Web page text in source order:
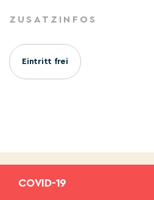
ZUSATZINFOS
Eintritt frei
COVID-19